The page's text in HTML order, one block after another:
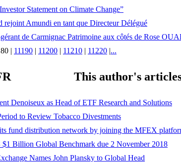
Statement on Climate Change”
Amundi en tant que Directeur Délégué
de Carmignac Patrimoine aux côtés de Rose
| 11190 | 11200 | 11210 | 11220 |...
This author's
Denoiseux as Head of ETF Research and Solutions
to Review Tobacco Divestments
fund distribution network by joining the MFEX
Billion Global Benchmark due 2 November 2018
Names John Plansky to Global Head